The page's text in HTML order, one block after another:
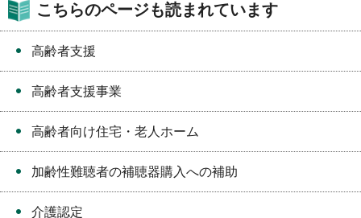
こちらのページも読まれています
高齢者支援
高齢者支援事業
高齢者向け住宅・老人ホーム
加齢性難聴者の補聴器購入への補助
介護認定